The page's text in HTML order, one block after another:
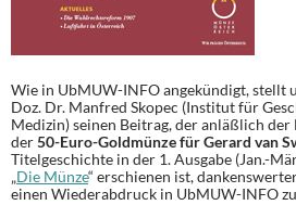
Wie in UbMUW-INFO angekündigt, stellt
Doz. Dr. Manfred Skopec (Institut für
Medizin) seinen Beitrag, der anläßlich der
der50-Euro-Goldmünze für Gerard van
Titelgeschichte in der 1. Ausgabe (Jan.-
„Die Münze“ erschienen ist,
einen Wiederabdruck in UbMUW-INFO